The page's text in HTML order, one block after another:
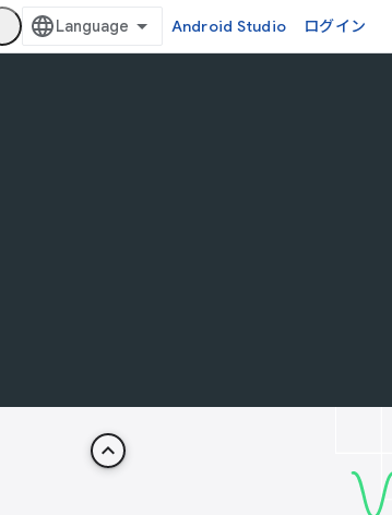
Android Studio ログイン
keyboard_arrow_up